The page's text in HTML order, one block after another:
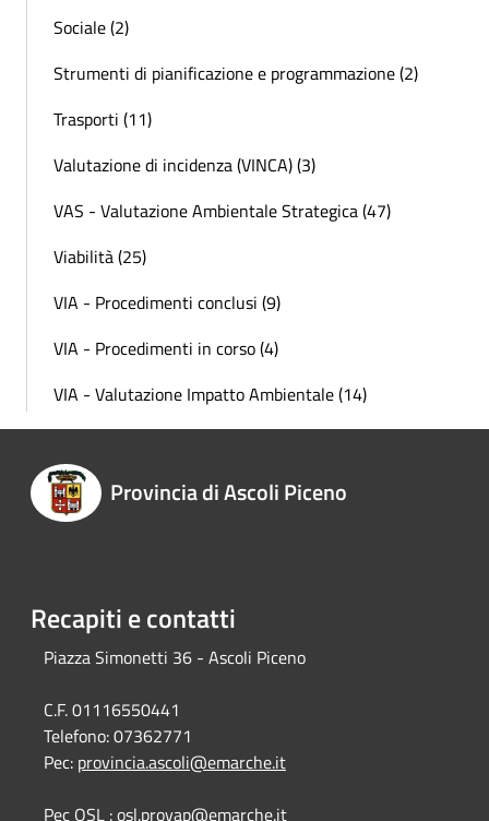
Sociale (2)
Strumenti di pianificazione e programmazione (2)
Trasporti (11)
Valutazione di incidenza (VINCA) (3)
VAS - Valutazione Ambientale Strategica (47)
Viabilità (25)
VIA - Procedimenti conclusi (9)
VIA - Procedimenti in corso (4)
VIA - Valutazione Impatto Ambientale (14)
Provincia di Ascoli Piceno
Recapiti e contatti
Piazza Simonetti 36 - Ascoli Piceno
C.F. 01116550441
Telefono:07362771
Pec: provincia.ascoli@emarche.it
Pec OSL : osl.provap@emarche.it